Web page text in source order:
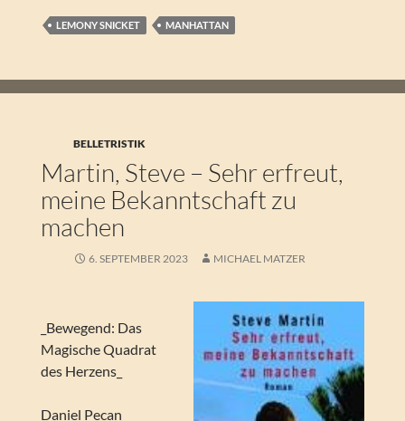
LEMONY SNICKET MANHATTAN
BELLETRISTIK
Martin, Steve – Sehr erfreut,
meine Bekanntschaft zu
machen
6. SEPTEMBER 2023 MICHAEL MATZER
_Bewegend: Das
Magische Quadrat
des Herzens_
Daniel Pecan